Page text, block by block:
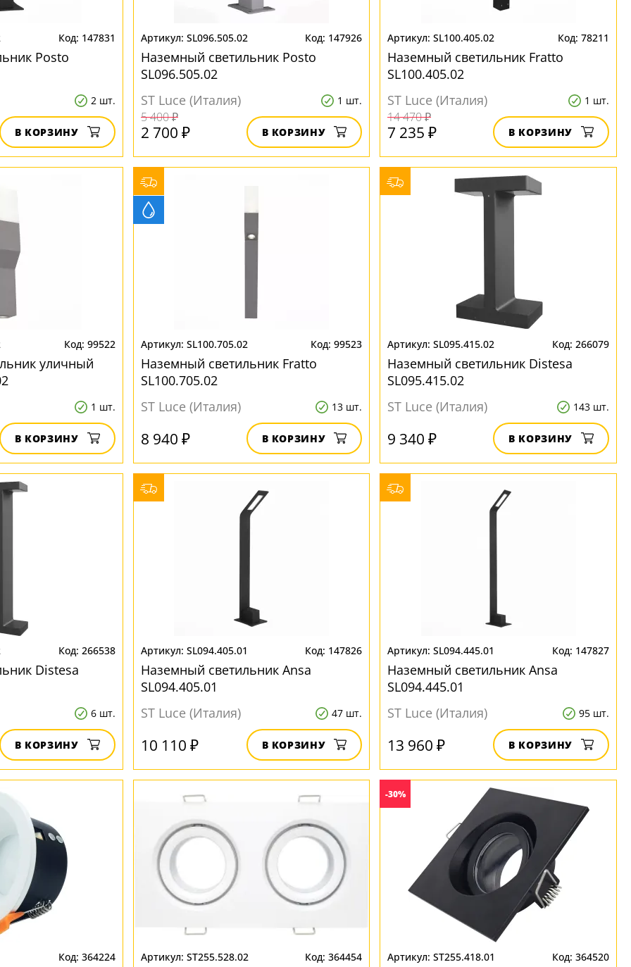
147831
Posto
2 шт.
В КОРЗИНУ
SL096.505.02 147926
Наземный светильник Posto
SL096.505.02
ST Luce (Италия)
1 шт.
5 400 ₽
2 700 ₽ В КОРЗИНУ
SL100.405.02 78211
Наземный светильник Fratto
SL100.405.02
ST Luce (Италия)
1 шт.
14 470 ₽
7 235 ₽ В КОРЗИНУ
99522
уличный
1 шт.
В КОРЗИНУ
SL100.705.02 99523
Наземный светильник Fratto
SL100.705.02
ST Luce (Италия)
13 шт.
8 940 ₽ В КОРЗИНУ
SL095.415.02 266079
Наземный светильник Distesa
SL095.415.02
ST Luce (Италия)
143 шт.
9 340 ₽ В КОРЗИНУ
266538
Distesa
6 шт.
В КОРЗИНУ
SL094.405.01 147826
Наземный светильник Ansa
SL094.405.01
ST Luce (Италия)
47 шт.
10 110 ₽ В КОРЗИНУ
SL094.445.01 147827
Наземный светильник Ansa
SL094.445.01
ST Luce (Италия)
95 шт.
13 960 ₽ В КОРЗИНУ
364224 ST255.528.02 364454
-30%
ST255.418.01 364520